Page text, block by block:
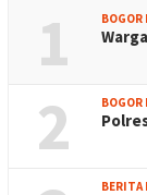
1 BOGOR
2 BOGOR
BERITA